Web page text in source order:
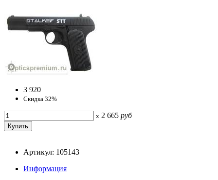
3 920
Скидка 32%
x 2 665 руб
Артикул: 105143
Информация